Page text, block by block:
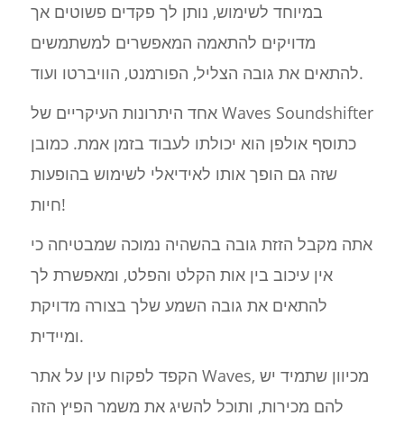
במיוחד לשימוש, נותן לך פקדים פשוטים אך
מדויקים להתאמה המאפשרים למשתמשים
להתאים את גובה הצליל, הפורמנט, הוויברטו ועוד.
אחד היתרונות העיקריים של Waves Soundshifter
כתוסף אולפן הוא יכולתו לעבוד בזמן אמת. כמובן
שזה גם הופך אותו לאידיאלי לשימוש בהופעות
חיות!
אתה מקבל הזזת גובה בהשהיה נמוכה שמבטיחה כי
אין עיכוב בין אות הקלט והפלט, ומאפשרת לך
להתאים את גובה השמע שלך בצורה מדויקת
ומיידית.
הקפד לפקוח עין על אתר Waves, מכיוון שתמיד יש
להם מכירות, ותוכל להשיג את משמר הפיץ הזה